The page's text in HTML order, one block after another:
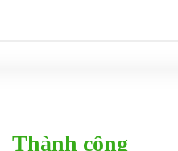
Thành công